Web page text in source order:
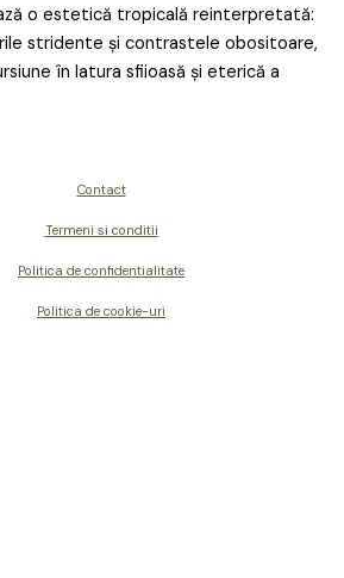
o estetică tropicală reinterpretată:
stridente și contrastele obositoare,
în latura sfiioasă și eterică a
Contact
Termeni si conditii
Politica de confidentialitate
Politica de cookie-uri